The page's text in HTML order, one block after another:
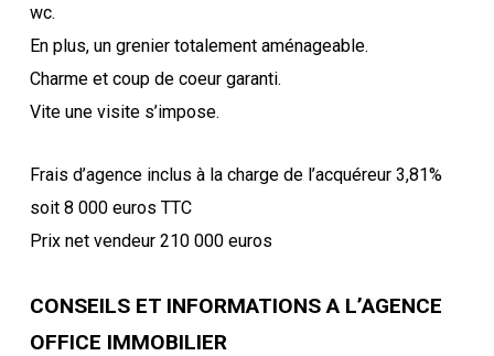
wc.
En plus, un grenier totalement aménageable.
Charme et coup de coeur garanti.
Vite une visite s’impose.
Frais d’agence inclus à la charge de l’acquéreur 3,81%
soit 8 000 euros TTC
Prix net vendeur 210 000 euros
CONSEILS ET INFORMATIONS A L’AGENCE
OFFICE IMMOBILIER